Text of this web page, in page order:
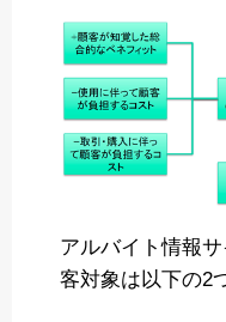
アルバイト情報
客対象は以下の2